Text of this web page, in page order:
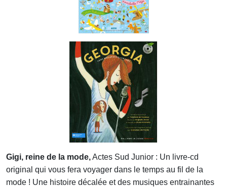
Gigi, reine de la mode,Actes Sud Junior : Un livre-cd
original qui vous fera voyager dans le temps au fil de la
mode ! Une histoire décalée et des musiques entrainantes